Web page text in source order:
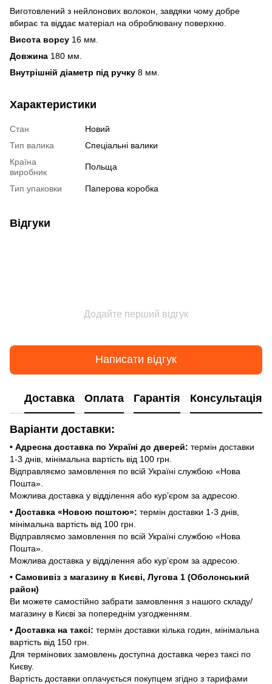
Виготовлений з нейлонових волокон, завдяки чому добре
вбирає та віддає матеріал на оброблювану поверхню.
Висота ворсу 16 мм.
Довжина 180 мм.
Внутрішній діаметр під ручку 8 мм.
Характеристики
Стан
Новий
Тип валика
Спеціальні валики
Країна
виробник
Польща
Тип упаковки Паперова коробка
Відгуки
Додайте перший відгук
Написати відгук
Доставка Оплата Гарантія Консультація
Варіанти доставки:
• Адресна доставка по Україні до дверей: термін доставки
1-3 днів, мінімальна вартість від 100 грн.
Відправляємо замовлення по всій Україні службою «Нова
Пошта».
Можлива доставка у відділення або курʼєром за адресою.
• Доставка «Новою поштою»: термін доставки 1-3 днів,
мінімальна вартість від 100 грн.
Відправляємо замовлення по всій Україні службою «Нова
Пошта».
Можлива доставка у відділення або курʼєром за адресою.
• Самовивіз з магазину в Києві, Лугова 1 (Оболонський
район)
Ви можете самостійно забрати замовлення з нашого складу/
магазину в Києві за попереднім узгодженням.
• Доставка на таксі: термін доставки кілька годин, мінімальна
вартість від 150 грн.
Для термінових замовлень доступна доставка через таксі по
Києву.
Вартість доставки оплачується покупцем згідно з тарифами